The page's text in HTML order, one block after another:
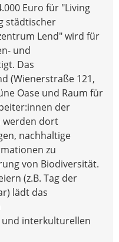
Euro für "Living
städtischer
Lend" wird für
und
Das
(Wienerstraße 121,
Oase und Raum für
der
werden dort
nachhaltige
zu
von Biodiversität.
(z.B. Tag der
lädt das
interkulturellen